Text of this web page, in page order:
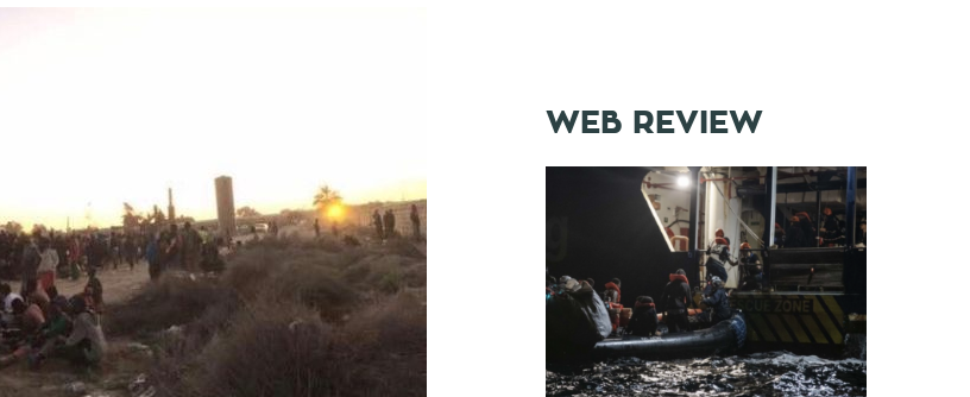
WEB REVIEW